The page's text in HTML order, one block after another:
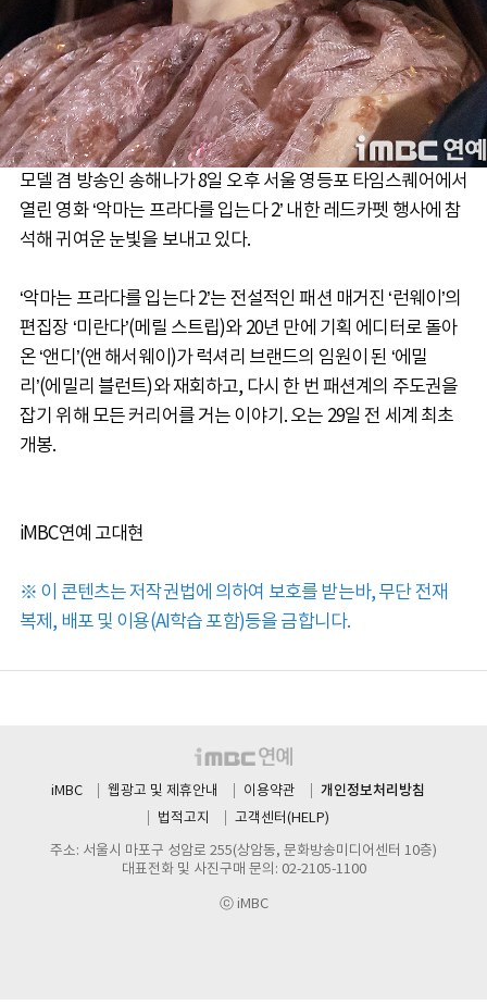
모델 겸 방송인 송해나가 8일 오후 서울 영등포 타임스퀘어에서
열린 영화 ‘악마는 프라다를 입는다 2’ 내한 레드카펫 행사에 참
석해 귀여운 눈빛을 보내고 있다.
‘악마는 프라다를 입는다 2’는 전설적인 패션 매거진 ‘런웨이’의
편집장 ‘미란다’(메릴 스트립)와 20년 만에 기획 에디터로 돌아
온 ‘앤디’(앤 해서웨이)가 럭셔리 브랜드의 임원이 된 ‘에밀
리’(에밀리 블런트)와 재회하고, 다시 한 번 패션계의 주도권을
잡기 위해 모든 커리어를 거는 이야기. 오는 29일 전 세계 최초
개봉.
iMBC연예 고대현
※ 이 콘텐츠는 저작권법에 의하여 보호를 받는바, 무단 전재
복제, 배포 및 이용(AI학습 포함)등을 금합니다.
iMBC 웹광고 및 제휴안내 이용약관 개인정보처리방침
법적고지
고객센터(HELP)
주소: 서울시 마포구 성암로 255(상암동, 문화방송미디어센터 10층)
대표전화 및 사진구매 문의: 02-2105-1100
ⓒ iMBC